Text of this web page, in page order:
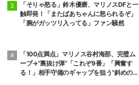
「そりゃ怒る」鈴木優磨、マリノスDFと一
触即発！「またばあちゃんに怒られるぞ」
「腕がガッツリ入ってる」ファン騒然
「100点満点」マリノス谷村海那、完璧ム
ーブ→“裏抜け弾”「これぞ9番」「興奮す
る！」相手守備のギャップを狙う”斜めの抜